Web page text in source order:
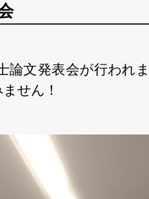
論文発表会が行われ
せん！